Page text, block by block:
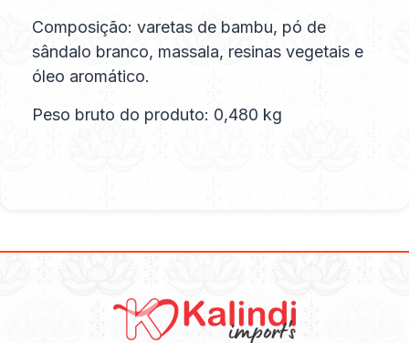
Composição: varetas de bambu, pó de
sândalo branco, massala, resinas vegetais e
óleo aromático.
Peso bruto do produto: 0,480 kg